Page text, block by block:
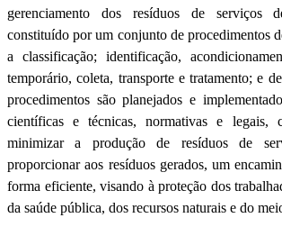
gerenciamento dos resíduos de serviços
constituído por um conjunto de procedimentos
a classificação; identificação,
temporário, coleta, transporte e tratamento; e
procedimentos são planejados e
científicas e técnicas, normativas e
minimizar a produção de resíduos de
proporcionar aos resíduos gerados, um
forma eficiente, visando à proteção dos
da saúde pública, dos recursos naturais e do